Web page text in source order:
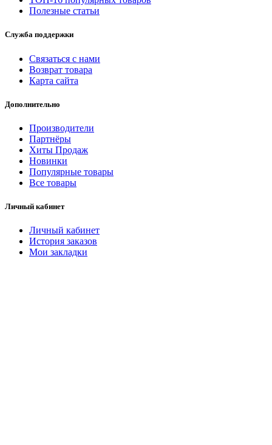
Полезные статьи
Служба поддержки
Связаться с нами
Возврат товара
Карта сайта
Дополнительно
Производители
Партнёры
Хиты Продаж
Новинки
Популярные товары
Все товары
Личный кабинет
Личный кабинет
История заказов
Мои закладки